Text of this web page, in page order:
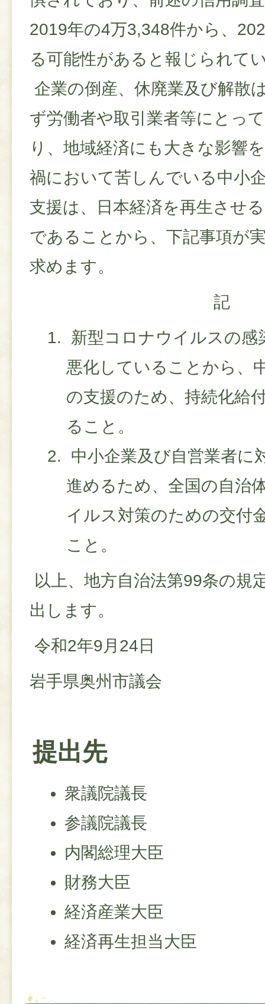
2019年の4万3,348件から、
る可能性があると報じられて
企業の倒産、休廃業及び解散
ず労働者や取引業者等にとっ
り、地域経済にも大きな影響
禍において苦しんでいる中小
支援は、日本経済を再生させ
であることから、下記事項が
求めます。
記
新型コロナウイルスの感
悪化していることから、
の支援のため、持続化給
ること。
中小企業及び自営業者に
進めるため、全国の自治
イルス対策のための交付
こと。
以上、地方自治法第99条の規
出します。
令和2年9月24日
岩手県奥州市議会
提出先
衆議院議長
参議院議長
内閣総理大臣
財務大臣
経済産業大臣
経済再生担当大臣